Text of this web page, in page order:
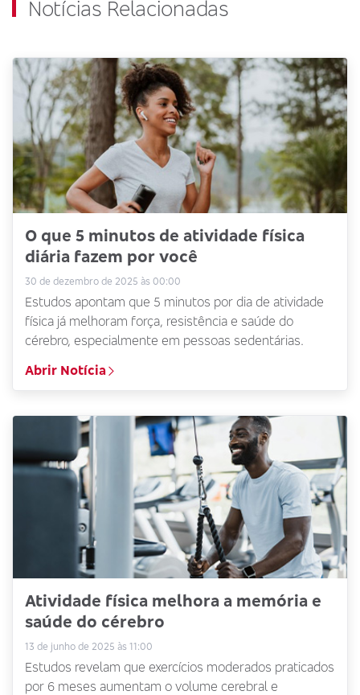
Notícias Relacionadas
O que 5 minutos de atividade física
diária fazem por você
30 de dezembro de 2025 às 00:00
Estudos apontam que 5 minutos por dia de atividade
física já melhoram força, resistência e saúde do
cérebro, especialmente em pessoas sedentárias.
Abrir Notícia
Atividade física melhora a memória e
saúde do cérebro
13 de junho de 2025 às 11:00
Estudos revelam que exercícios moderados praticados
por 6 meses aumentam o volume cerebral e